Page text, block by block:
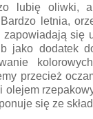
lubię oliwki,
letnia,
się
jako dodatek
przecież
olejem
się ze